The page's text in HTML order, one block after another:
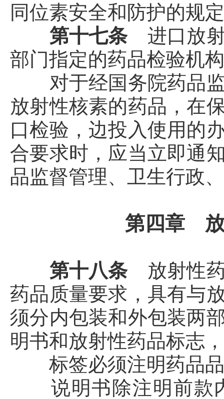
同位素安全和防护的规
第十七条 进口放
部门指定的药品检验机
对于经国务院药品监
放射性核素的药品，在
口检验，边投入使用的
合要求时，应当立即通
品监督管理、卫生行政
第四章 放
第十八条 放射性
药品质量要求，具有与
须分内包装和外包装两
明书和放射性药品标志
标签必须注明药品品
说明书除注明前款